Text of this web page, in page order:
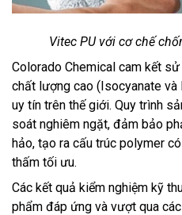
Vitec PU với cơ chế
Colorado Chemical cam kết
chất lượng cao (Isocyanate
uy tín trên thế giới. Quy trình
soát nghiêm ngặt, đảm bảo
hảo, tạo ra cấu trúc polymer
thấm tối ưu.
Các kết quả kiểm nghiệm kỹ
phẩm đáp ứng và vượt qua